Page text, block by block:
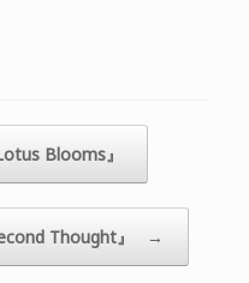
Blooms』
Thought』 →